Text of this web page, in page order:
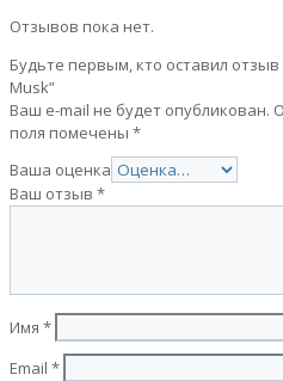
Отзывов пока нет.
Будьте первым, кто оставил отзыв
Musk”
Ваш e-mail не будет опубликован.
поля помечены *
Ваша оценка
Ваш отзыв *
Имя *
Email *